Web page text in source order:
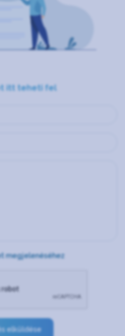
itt teheti fel
megjelenéséhez
elküldése